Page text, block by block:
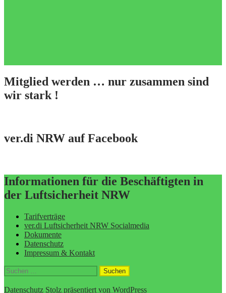
Mitglied werden … nur zusammen sind
wir stark !
ver.di NRW auf Facebook
Informationen für die Beschäftigten in
der Luftsicherheit NRW
Tarifverträge
ver.di Luftsicherheit NRW Socialmedia
Dokumente
Datenschutz
Impressum & Kontakt
Suchen
nach:
Datenschutz Stolz präsentiert von WordPress